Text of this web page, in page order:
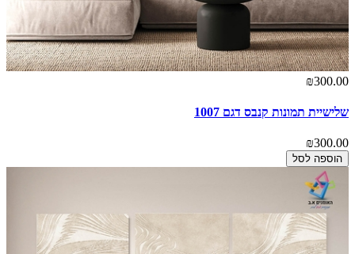
₪300.00
שלישיית תמונות קנבס דגם 1007
₪300.00
הוספה לסל